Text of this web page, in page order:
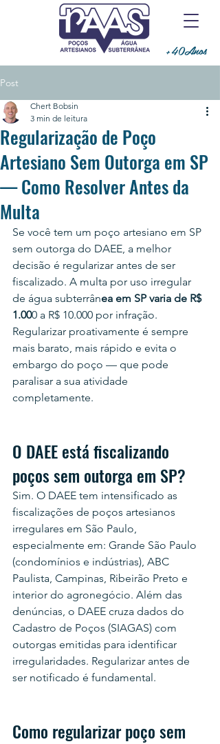
+40Anos
Post
Regularização de Poço
Artesiano Sem Outorga em SP
— Como Resolver Antes da
Multa
Chert Bobsin
3 min de leitura
Se você tem um poço artesiano em SP
sem outorga do DAEE, a melhor
decisão é regularizar antes de ser
fiscalizado. A multa por uso irregular
de água subterrânea em SP varia de R$
1.000 a R$ 10.000 por infração.
Regularizar proativamente é sempre
mais barato, mais rápido e evita o
embargo do poço — que pode
paralisar a sua atividade
completamente.
O DAEE está fiscalizando
poços sem outorga em SP?
Sim. O DAEE tem intensificado as
fiscalizações de poços artesianos
irregulares em São Paulo,
especialmente em: Grande São Paulo
(condomínios e indústrias), ABC
Paulista, Campinas, Ribeirão Preto e
interior do agronegócio. Além das
denúncias, o DAEE cruza dados do
Cadastro de Poços (SIAGAS) com
outorgas emitidas para identificar
irregularidades. Regularizar antes de
ser notificado é fundamental.
Como regularizar poço sem